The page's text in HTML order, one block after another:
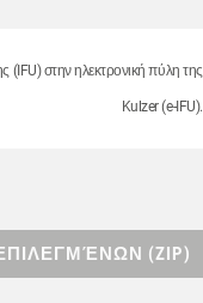
(IFU) στην ηλεκτρονική πύλη της
Kulzer (e-IFU).
(ZIP)